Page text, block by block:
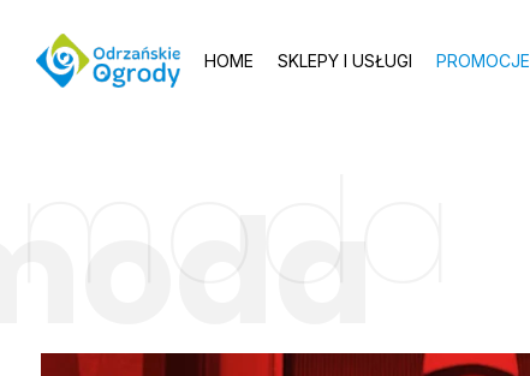
HOME SKLEPY I USŁUGI PROMOCJE
moda